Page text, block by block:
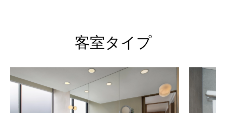
客室タイプ